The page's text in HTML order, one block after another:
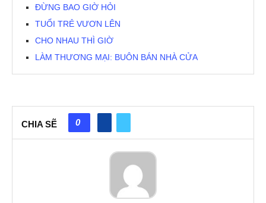
ĐỪNG BAO GIỜ HỎI
TUỔI TRẺ VƯƠN LÊN
CHO NHAU THÌ GIỜ
LÀM THƯƠNG MẠI: BUÔN BÁN NHÀ CỬA
CHIA SẼ 0